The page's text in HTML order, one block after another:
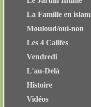
La Famille en islam
Mouloud/oui-non
Les 4 Califes
Vendredi
L'au-Delà
Histoire
Vidéos